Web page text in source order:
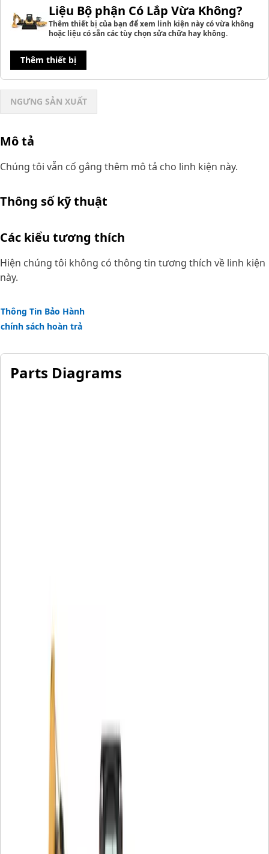
Liệu Bộ phận Có Lắp Vừa Không?
Thêm thiết bị của bạn để xem linh kiện này có vừa không
hoặc liệu có sẵn các tùy chọn sửa chữa hay không.
Thêm thiết bị
NGƯNG SẢN XUẤT
Mô tả
Chúng tôi vẫn cố gắng thêm mô tả cho linh kiện này.
Thông số kỹ thuật
Các kiểu tương thích
Hiện chúng tôi không có thông tin tương thích về linh kiện
này.
Thông Tin Bảo Hành
chính sách hoàn trả
Parts Diagrams